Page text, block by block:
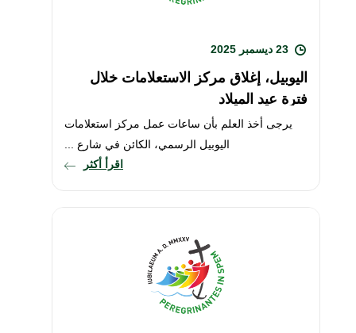
اليوبيل، إغلاق مركز الاستعلامات خلال
فترة عيد الميلاد
يرجى أخذ العلم بأن ساعات عمل مركز استعلامات
اليوبيل الرسمي، الكائن في شارع ...
اقرأ أكثر